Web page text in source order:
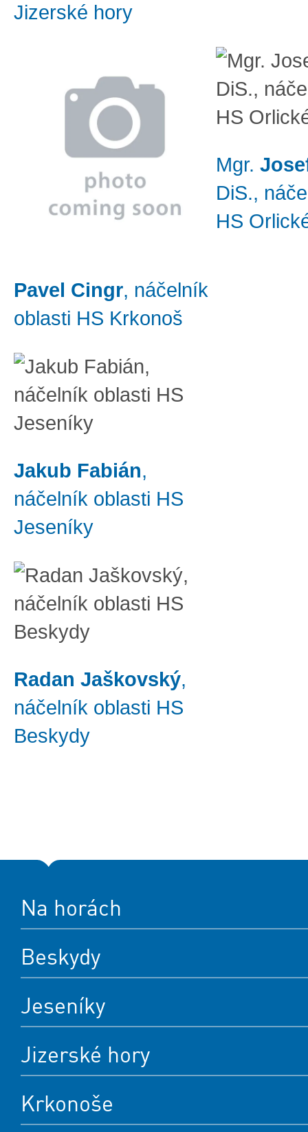
Jizerské hory
Pavel Cingr, náčelník
oblasti HS Krkonoš
Mgr.
DiS.,
HS
Jakub Fabián,
náčelník oblasti HS
Jeseníky
Radan Jaškovský,
náčelník oblasti HS
Beskydy
Na horách
Beskydy
Jeseníky
Jizerské hory
Krkonoše